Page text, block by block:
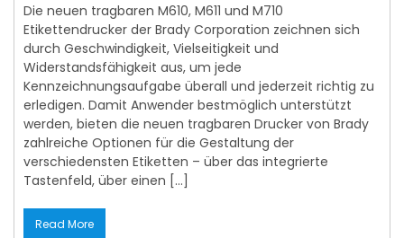
Die neuen tragbaren M610, M611 und M710
Etikettendrucker der Brady Corporation zeichnen sich
durch Geschwindigkeit, Vielseitigkeit und
Widerstandsfähigkeit aus, um jede
Kennzeichnungsaufgabe überall und jederzeit richtig zu
erledigen. Damit Anwender bestmöglich unterstützt
werden, bieten die neuen tragbaren Drucker von Brady
zahlreiche Optionen für die Gestaltung der
verschiedensten Etiketten – über das integrierte
Tastenfeld, über einen […]
Read More